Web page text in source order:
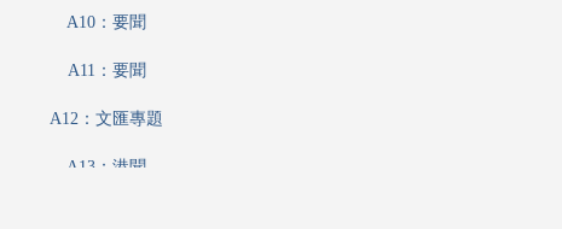
A10：要聞
A11：要聞
A12：文匯專題
A13：港聞